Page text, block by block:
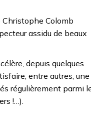
Colomb
assidu de beaux
depuis quelques
entre autres, une
régulièrement parmi
!…).